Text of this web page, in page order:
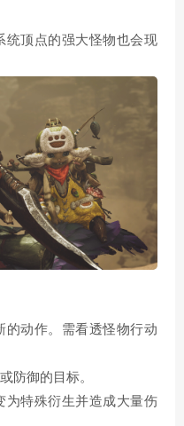
统顶点的强大怪物也会现
的动作。需看透怪物行动
防御的目标。
为特殊衍生并造成大量伤